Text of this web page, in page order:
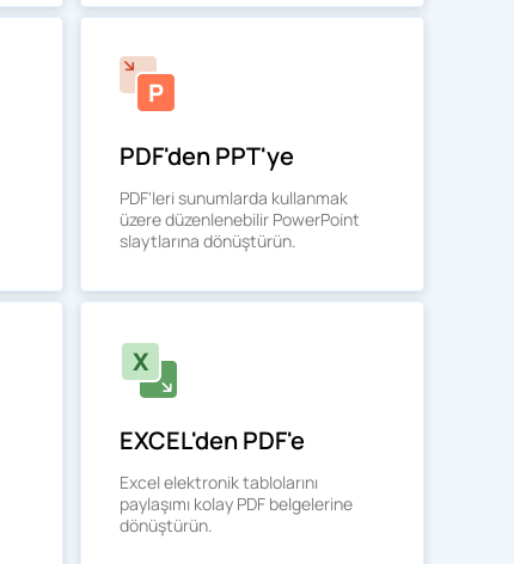
PDF'den PPT'ye
PDF'leri sunumlarda kullanmak
üzere düzenlenebilir PowerPoint
slaytlarına dönüştürün.
EXCEL'den PDF'e
Excel elektronik tablolarını
paylaşımı kolay PDF belgelerine
dönüştürün.